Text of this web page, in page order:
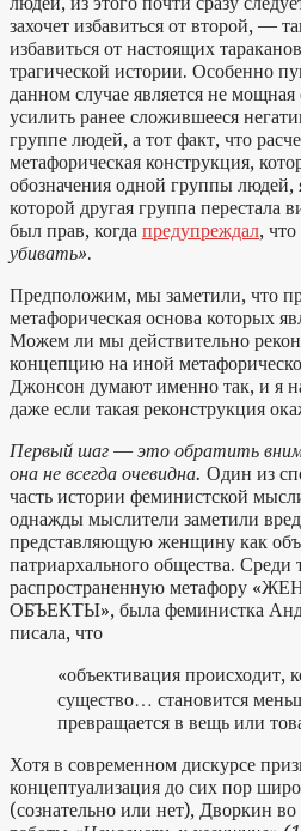
захочет избавиться от второй, —
избавиться от настоящих
трагической истории. Особенно
данном случае является не
усилить ранее сложившееся
группе людей, а тот факт, что
метафорическая конструкция,
обозначения одной группы людей,
которой другая группа перестала
был прав, когда предупреждал, что
убивать».
Предположим, мы заметили, что
метафорическая основа которых
Можем ли мы действительно
концепцию на иной
Джонсон думают именно так, и я
даже если такая реконструкция
Первый шаг — это обратить
она не всегда очевидна. Один из
часть истории феминистской
однажды мыслители заметили
представляющую женщину как
патриархального общества. Среди
распространенную метафору
ОБЪЕКТЫ», была феминистка
писала, что
«объективация происходит,
существо… становится
превращается в вещь или
Хотя в современном дискурсе
концептуализация до сих пор
(сознательно или нет), Дворкин